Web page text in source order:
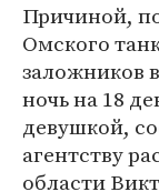
Причиной,
Омского
заложников
ночь на 18
девушкой,
агентству
области